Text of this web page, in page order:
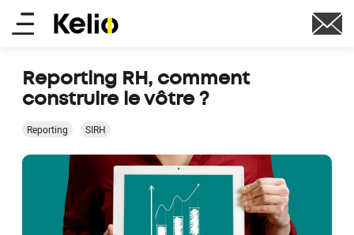
Aller
auMain
Reporting RH, comment
construire le vôtre ?
Reporting SIRH